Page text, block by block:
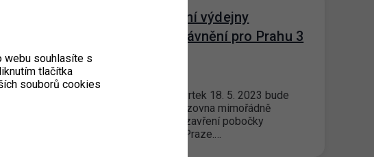
Dočasné uzavření výdejny
parkovacích oprávnění pro Prahu 3
- KC Vozovna
09. 5. 2023
UPOZORNĚNÍ: Ve čtvrtek 18. 5. 2023 bude
klientské centrum Vozovna mimořádně
uzavřeno z důvodu uzavření pobočky
Městské knihovny v Praze.…
webu souhlasíte s
tlačítka
souborů cookies